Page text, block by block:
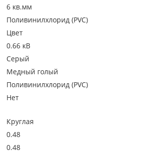
6 кв.мм
Поливинилхлорид (PVC)
Цвет
0.66 кВ
Серый
Медный голый
Поливинилхлорид (PVC)
Нет
Круглая
0.48
0.48